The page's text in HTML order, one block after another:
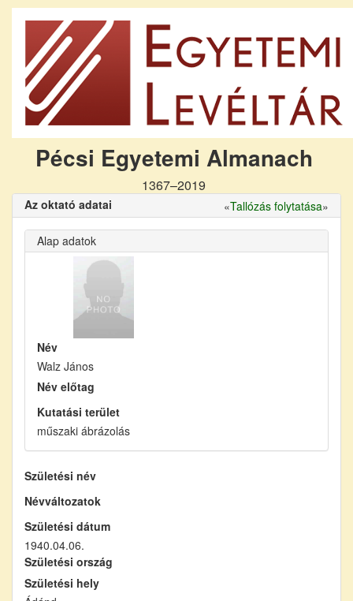
Pécsi Egyetemi Almanach
1367–2019
Az oktató adatai «Tallózás folytatása»
Alap adatok
Név
Walz János
Név előtag
Kutatási terület
műszaki ábrázolás
Születési név
Névváltozatok
Születési dátum
1940.04.06.
Születési ország
Születési hely